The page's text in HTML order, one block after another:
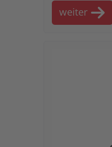
weiter